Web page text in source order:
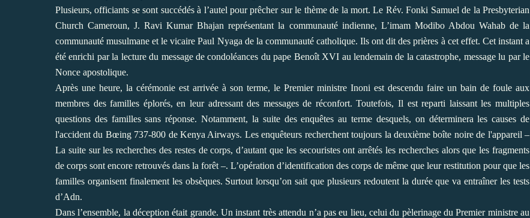
Plusieurs, officiants se sont succédés à l’autel pour prêcher sur le thème de la mort. Le Rév. Fonki Samuel de la Presbyterian
Church Cameroun, J. Ravi Kumar Bhajan représentant la communauté indienne, L’imam Modibo Abdou Wahab de la
communauté musulmane et le vicaire Paul Nyaga de la communauté catholique. Ils ont dit des prières à cet effet. Cet instant a
été enrichi par la lecture du message de condoléances du pape Benoît XVI au lendemain de la catastrophe, message lu par le
Nonce apostolique.
Après une heure, la cérémonie est arrivée à son terme, le Premier ministre Inoni est descendu faire un bain de foule aux
membres des familles éplorés, en leur adressant des messages de réconfort. Toutefois, Il est reparti laissant les multiples
questions des familles sans réponse. Notamment, la suite des enquêtes au terme desquels, on déterminera les causes de
l'accident du Bœing 737-800 de Kenya Airways. Les enquêteurs recherchent toujours la deuxième boîte noire de l'appareil –
La suite sur les recherches des restes de corps, d’autant que les secouristes ont arrêtés les recherches alors que les fragments
de corps sont encore retrouvés dans la forêt –. L’opération d’identification des corps de même que leur restitution pour que les
familles organisent finalement les obsèques. Surtout lorsqu’on sait que plusieurs redoutent la durée que va entraîner les tests
d’Adn.
Dans l’ensemble, la déception était grande. Un instant très attendu n’a pas eu lieu, celui du pèlerinage du Premier ministre au